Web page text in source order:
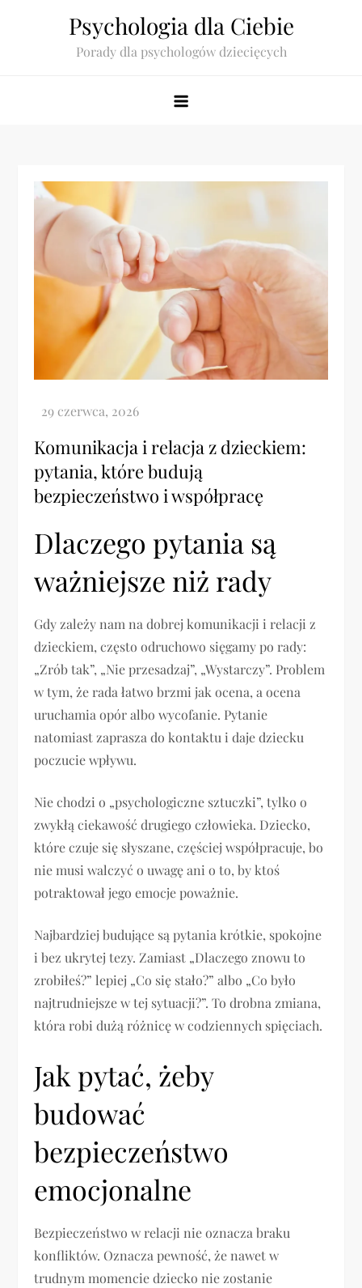
Psychologia dla Ciebie
Porady dla psychologów dziecięcych
Komunikacja i relacja z dzieckiem:
pytania, które budują
bezpieczeństwo i współpracę
Dlaczego pytania są
ważniejsze niż rady
Gdy zależy nam na dobrej komunikacji i relacji z
dzieckiem, często odruchowo sięgamy po rady:
„Zrób tak”, „Nie przesadzaj”, „Wystarczy”. Problem
w tym, że rada łatwo brzmi jak ocena, a ocena
uruchamia opór albo wycofanie. Pytanie
natomiast zaprasza do kontaktu i daje dziecku
poczucie wpływu.
Nie chodzi o „psychologiczne sztuczki”, tylko o
zwykłą ciekawość drugiego człowieka. Dziecko,
które czuje się słyszane, częściej współpracuje, bo
nie musi walczyć o uwagę ani o to, by ktoś
potraktował jego emocje poważnie.
Najbardziej budujące są pytania krótkie, spokojne
i bez ukrytej tezy. Zamiast „Dlaczego znowu to
zrobiłeś?” lepiej „Co się stało?” albo „Co było
najtrudniejsze w tej sytuacji?”. To drobna zmiana,
która robi dużą różnicę w codziennych spięciach.
Jak pytać, żeby
budować
bezpieczeństwo
emocjonalne
Bezpieczeństwo w relacji nie oznacza braku
konfliktów. Oznacza pewność, że nawet w
trudnym momencie dziecko nie zostanie